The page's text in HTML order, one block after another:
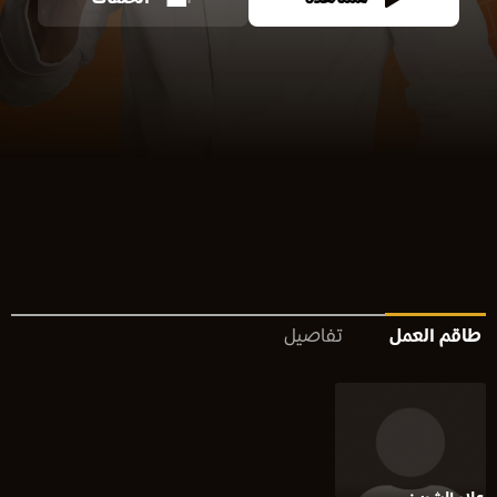
طاقم العمل تفاصيل